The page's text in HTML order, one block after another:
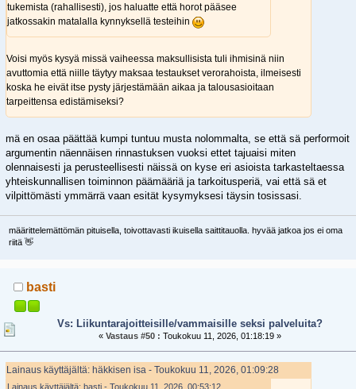
tukemista (rahallisesti), jos haluatte että horot pääsee
jatkossakin matalalla kynnyksellä testeihin
Voisi myös kysyä missä vaiheessa maksullisista tuli ihmisinä niin
avuttomia että niille täytyy maksaa testaukset verorahoista, ilmeisesti
koska he eivät itse pysty järjestämään aikaa ja talousasioitaan
tarpeittensa edistämiseksi?
mä en osaa päättää kumpi tuntuu musta nolommalta, se että sä performoit
argumentin näennäisen rinnastuksen vuoksi ettet tajuaisi miten
olennaisesti ja perusteellisesti näissä on kyse eri asioista tarkasteltaessa
yhteiskunnallisen toiminnon päämääriä ja tarkoitusperiä, vai että sä et
vilpittömästi ymmärrä vaan esität kysymyksesi täysin tosissasi.
määrittelemättömän pituisella, toivottavasti ikuisella saittitauolla. hyvää jatkoa jos ei oma
riitä 👋
basti
Vs: Liikuntarajoitteisille/vammaisille seksi palveluita?
«Vastaus #50 : Toukokuu 11, 2026, 01:18:19 »
Lainaus käyttäjältä: häkkisen isa - Toukokuu 11, 2026, 01:09:28
Lainaus käyttäjältä: basti - Toukokuu 11, 2026, 00:53:12